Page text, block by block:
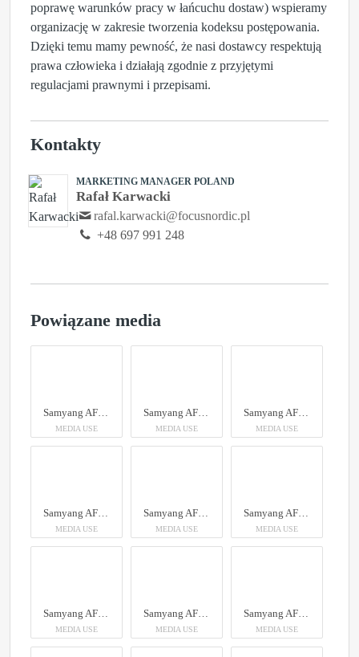
poprawę warunków pracy w łańcuchu dostaw) wspieramy
organizację w zakresie tworzenia kodeksu postępowania.
Dzięki temu mamy pewność, że nasi dostawcy respektują
prawa człowieka i działają zgodnie z przyjętymi
regulacjami prawnymi i przepisami.
Kontakty
MARKETING MANAGER POLAND
Rafał Karwacki
rafal.karwacki@focusnordic.pl
+48 697 991 248
Powiązane media
Samyang AF 12mm F2.0 RF-S
MEDIA USE
Samyang AF 12mm F2.0 RF-S
MEDIA USE
Samyang AF 12mm F2.0 RF-S
MEDIA USE
Samyang AF 12mm F2.0 RF-S
MEDIA USE
Samyang AF 12mm F2.0 RF-S
MEDIA USE
Samyang AF 12mm F2.0 RF-S
MEDIA USE
Samyang AF 12mm F2.0 RF-S
MEDIA USE
Samyang AF 12mm F2.0 RF-S
MEDIA USE
Samyang AF 12mm F2.0 RF-S
MEDIA USE